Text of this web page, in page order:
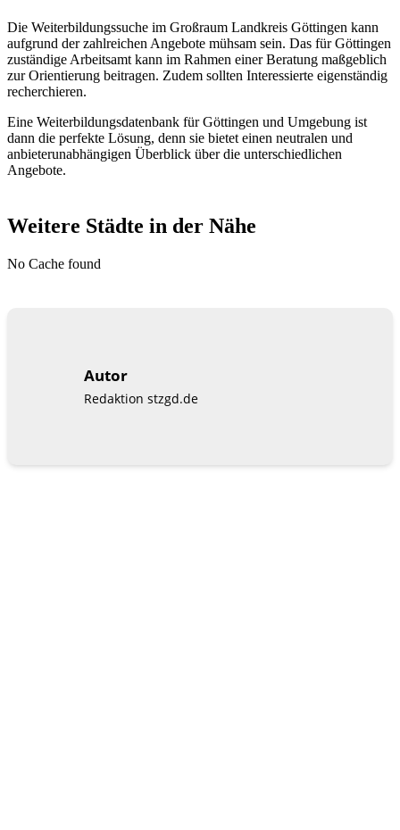
Die Weiterbildungssuche im Großraum Landkreis Göttingen kann
aufgrund der zahlreichen Angebote mühsam sein. Das für Göttingen
zuständige Arbeitsamt kann im Rahmen einer Beratung maßgeblich
zur Orientierung beitragen. Zudem sollten Interessierte eigenständig
recherchieren.
Eine Weiterbildungsdatenbank für Göttingen und Umgebung ist
dann die perfekte Lösung, denn sie bietet einen neutralen und
anbieterunabhängigen Überblick über die unterschiedlichen
Angebote.
Weitere Städte in der Nähe
No Cache found
Autor
Redaktion stzgd.de